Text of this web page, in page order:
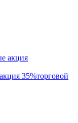
35%торговой